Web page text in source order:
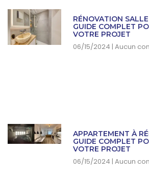
RÉNOVATION
GUIDE COMPLET
VOTRE PROJET
06/15/2024 Aucun
APPARTEMENT À
GUIDE COMPLET
VOTRE PROJET
06/15/2024 Aucun